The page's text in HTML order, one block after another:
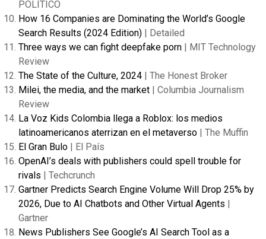
POLITICO
How 16 Companies are Dominating the World’s Google
Search Results (2024 Edition) | Detailed
Three ways we can fight deepfake porn | MIT Technology
Review
The State of the Culture, 2024 | The Honest Broker
Milei, the media, and the market | Columbia Journalism
Review
La Voz Kids Colombia llega a Roblox: los medios
latinoamericanos aterrizan en el metaverso | The Muffin
El Gran Bulo | El País
OpenAI’s deals with publishers could spell trouble for
rivals | Techcrunch
Gartner Predicts Search Engine Volume Will Drop 25% by
2026, Due to AI Chatbots and Other Virtual Agents
Gartner
News Publishers See Google’s AI Search Tool as a